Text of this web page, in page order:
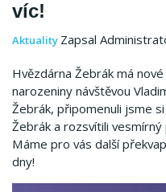
víc!
Aktuality Zapsal
Hvězdárna Žebrák má
narozeniny návštěvou
Žebrák, připomenuli jsme
Žebrák a rozsvítili vesmírný
Máme pro vás další
dny!